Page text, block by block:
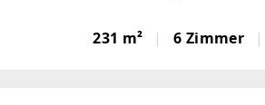
1.110 m²Wohnfläche:
m²Gesamtnutzfläche: 304,81
231 m² 6 Zimmer